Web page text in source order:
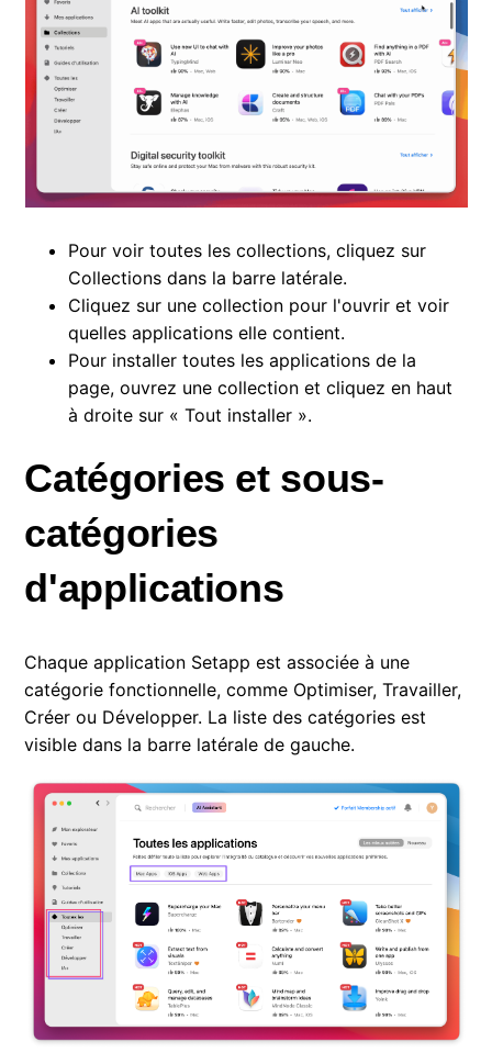
Pour voir toutes les collections, cliquez sur
Collections dans la barre latérale.
Cliquez sur une collection pour l'ouvrir et voir
quelles applications elle contient.
Pour installer toutes les applications de la
page, ouvrez une collection et cliquez en haut
à droite sur « Tout installer ».
Catégories et sous-
catégories
d'applications
Chaque application Setapp est associée à une
catégorie fonctionnelle, comme Optimiser, Travailler,
Créer ou Développer. La liste des catégories est
visible dans la barre latérale de gauche.